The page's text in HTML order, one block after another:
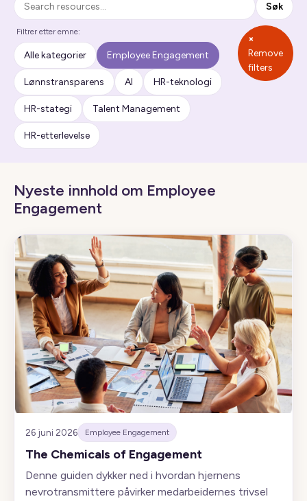
Søk
Søk
Filtrer etter emne:
Alle kategorier Employee Engagement
Lønnstransparens AI HR-teknologi
HR-stategi Talent Management
HR-etterlevelse
×
Remove
filters
Nyeste innhold om Employee
Engagement
26 juni 2026 Employee Engagement
The Chemicals of Engagement
Denne guiden dykker ned i hvordan hjernens
nevrotransmittere påvirker medarbeidernes trivsel